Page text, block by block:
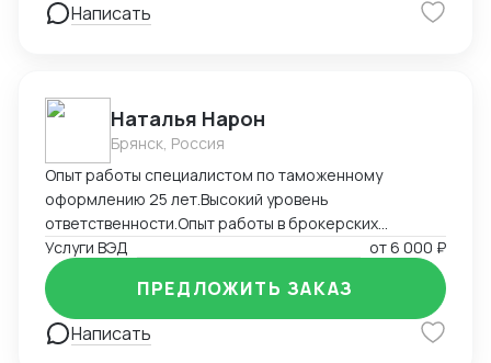
Написать
Наталья Нарон
Брянск, Россия
Опыт работы специалистом по таможенному
оформлению 25 лет.Высокий уровень
ответственности.Опыт работы в брокерских
компаниях,компаниях импортерах,большой опыт
самостоятельного декларирования за печатью
клиента.
Услуги ВЭД от6 000 ₽
Написать
ПРЕДЛОЖИТЬ ЗАКАЗ